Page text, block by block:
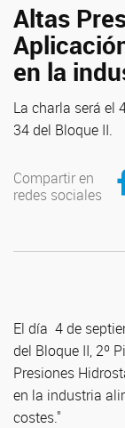
Altas
en la
La charla será el
34 del Bloque II.
Compartir en
redes sociales
El día 4 de
del Bloque II, 2º
Presiones
en la industria
costes."